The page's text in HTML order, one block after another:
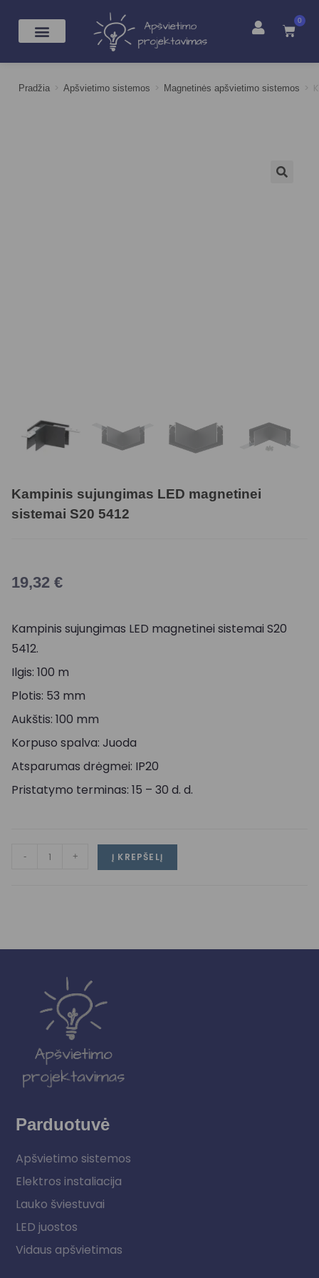
0
Pradžia > Apšvietimo sistemos > Magnetinės apšvietimo sistemos >
Kampinis sujungimas LED magnetinei
sistemai S20 5412
19,32 €
Kampinis sujungimas LED magnetinei sistemai S20
5412.
Ilgis: 100 m
Plotis: 53 mm
Aukštis: 100 mm
Korpuso spalva: Juoda
Atsparumas drėgmei: IP20
Pristatymo terminas: 15 – 30 d. d.
- + Į KREPŠELĮ
Parduotuvė
Apšvietimo sistemos
Elektros instaliacija
Lauko šviestuvai
LED juostos
Vidaus apšvietimas